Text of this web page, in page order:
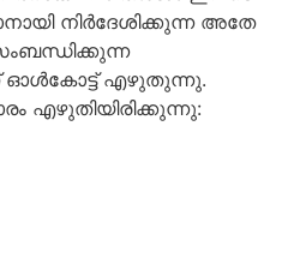
നിര്‍ദേശിക്കുന്ന അതേ
ഓള്‍കോട്ട് എഴുതുന്നു.
എഴുതിയിരിക്കുന്നു: